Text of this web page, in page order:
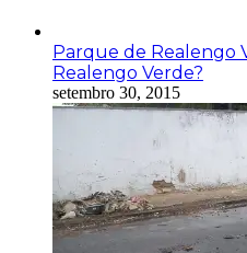
Parque de Realengo
Realengo Verde?
setembro 30, 2015